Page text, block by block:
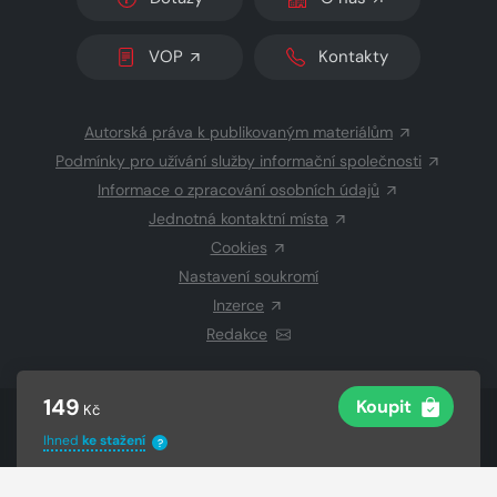
149 Kč Koupit
Ihned ke stažení ?
VOP Kontakty
Autorská práva k publikovaným materiálům
Podmínky pro užívání služby informační společnosti
Informace o zpracování osobních údajů
Jednotná kontaktní místa
Cookies
Nastavení soukromí
Inzerce
Redakce
© 2026 Copyright CZECH NEWS CENTER a.s.a dodavatelé
VysázenoGrand IT s.r.o.